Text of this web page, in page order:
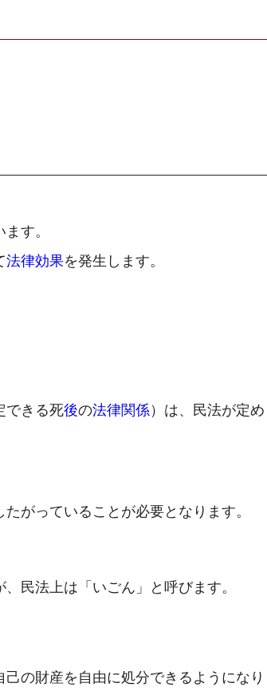
す。
法律効果を発生します。
できる死後の法律関係）は、民法が定め
がっていることが必要となります。
民法上は「いごん」と呼びます。
己の財産を自由に処分できるようになり